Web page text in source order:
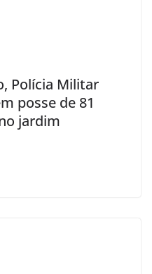
Polícia Militar
posse de 81
jardim